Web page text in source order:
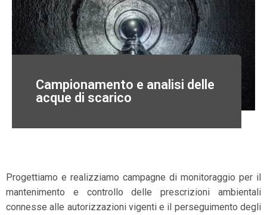
Campionamento e analisi delle
acque di scarico
Progettiamo e realizziamo campagne di monitoraggio per il
mantenimento e controllo delle prescrizioni ambientali
connesse alle autorizzazioni vigenti e il perseguimento degli